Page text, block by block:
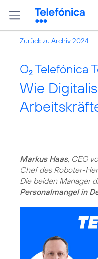
Zurück zu Archiv 2024
O2 Telefónica
Wie
Markus Haas, CEO
Chef des Roboter-
Die beiden Manager
Personalmangel in